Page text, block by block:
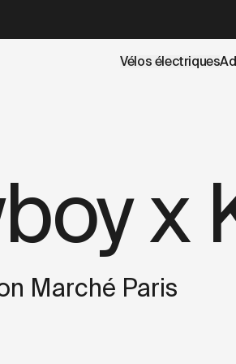
Vélos électriques
a des test rides par-là
x
Marché Paris